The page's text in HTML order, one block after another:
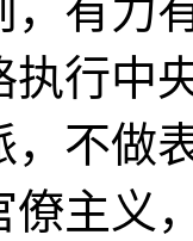
，有力
执行中
，不做
僚主义